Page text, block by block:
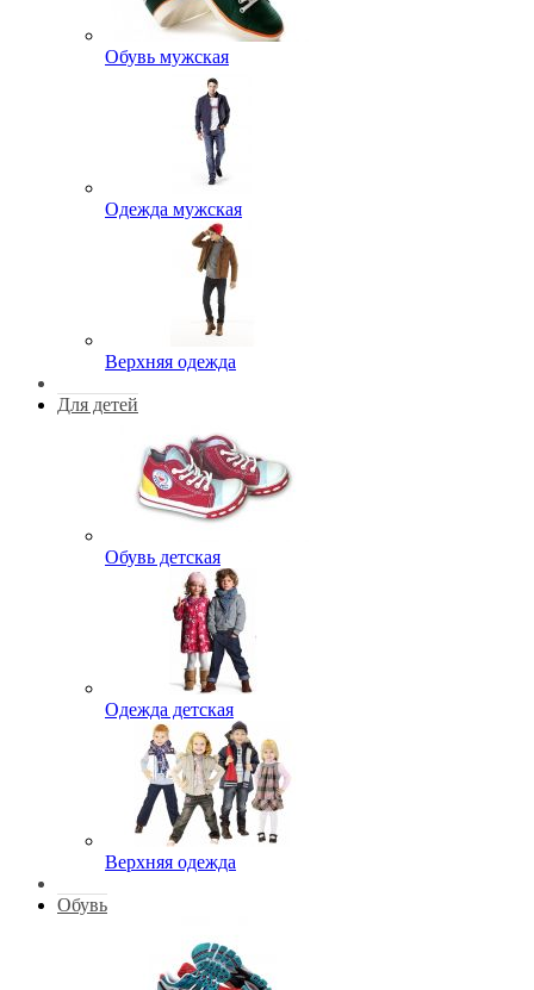
Обувь мужская
Одежда мужская
Верхняя одежда
Для детей
Обувь детская
Одежда детская
Верхняя одежда
Обувь